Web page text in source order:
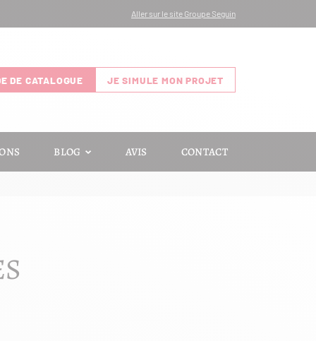
Aller sur le site Groupe Seguin
DE CATALOGUE JE SIMULE MON PROJET
BLOG AVIS CONTACT